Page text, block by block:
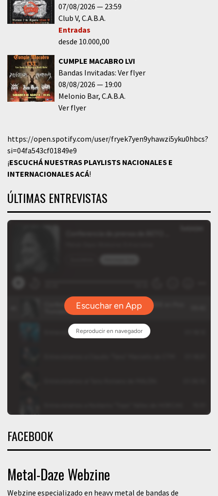
07/08/2026
23:59
Club V C.A.B.A.
Entradas
desde 10.000,00
CUMPLE MACABRO LVI
Bandas Invitadas: Ver flyer
08/08/2026
19:00
Melonio Bar C.A.B.A.
Ver flyer
https://open.spotify.com/user/fryek7yen9yhawzi5yku0hbcs?
si=04fa543cf01849e9
¡ESCUCHÁ NUESTRAS PLAYLISTS NACIONALES E
INTERNACIONALESACÁ!
ÚLTIMAS ENTREVISTAS
FACEBOOK
Metal-Daze Webzine
Webzine especializado en heavy metal de bandas de